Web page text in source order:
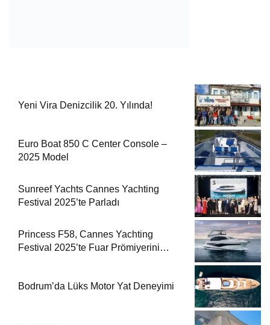
Yeni Vira Denizcilik 20. Yılında!
Euro Boat 850 C Center Console –
2025 Model
Sunreef Yachts Cannes Yachting
Festival 2025’te Parladı
Princess F58, Cannes Yachting
Festival 2025’te Fuar Prömiyerini
Bodrum’da Lüks Motor Yat Deneyimi